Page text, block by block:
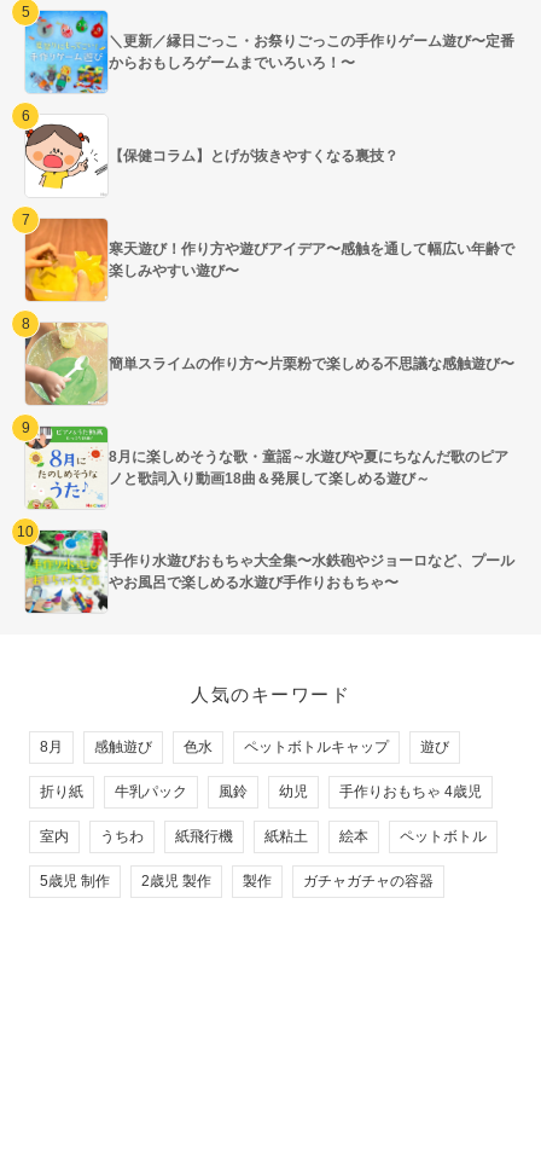
＼更新／縁日ごっこ・お祭りごっこの手作りゲーム遊び〜定番
からおもしろゲームまでいろいろ！〜
【保健コラム】とげが抜きやすくなる裏技？
寒天遊び！作り方や遊びアイデア〜感触を通して幅広い年齢で
楽しみやすい遊び〜
簡単スライムの作り方〜片栗粉で楽しめる不思議な感触遊び〜
8月に楽しめそうな歌・童謡～水遊びや夏にちなんだ歌のピア
ノと歌詞入り動画18曲＆発展して楽しめる遊び～
手作り水遊びおもちゃ大全集〜水鉄砲やジョーロなど、プール
やお風呂で楽しめる水遊び手作りおもちゃ〜
人気のキーワード
8月 感触遊び 色水 ペットボトルキャップ 遊び
折り紙 牛乳パック 風鈴 幼児 手作りおもちゃ 4歳児
室内 うちわ 紙飛行機 紙粘土 絵本 ペットボトル
5歳児 制作 2歳児 製作 製作 ガチャガチャの容器